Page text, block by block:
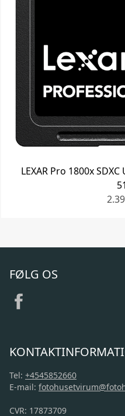
LEXAR Pro 1800x
FØLG OS
Tel: +4545852660
E-mail:
CVR: 17873709